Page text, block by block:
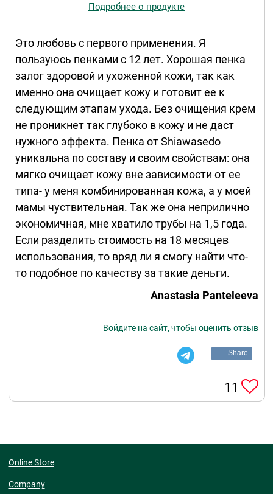
Подробнее о продукте
Это любовь с первого применения. Я
пользуюсь пенками с 12 лет. Хорошая пенка
залог здоровой и ухоженной кожи, так как
именно она очищает кожу и готовит ее к
следующим этапам ухода. Без очищения крем
не проникнет так глубоко в кожу и не даст
нужного эффекта. Пенка от Shiawasedo
уникальна по составу и своим свойствам: она
мягко очищает кожу вне зависимости от ее
типа- у меня комбинированная кожа, а у моей
мамы чуствительная. Так же она неприлично
экономичная, мне хватило трубы на 1,5 года.
Если разделить стоимость на 18 месяцев
использования, то вряд ли я смогу найти что-
то подобное по качеству за такие деньги.
Anastasia Panteleeva
Войдите на сайт, чтобы оценить отзыв
Share
11
Online Store
Company